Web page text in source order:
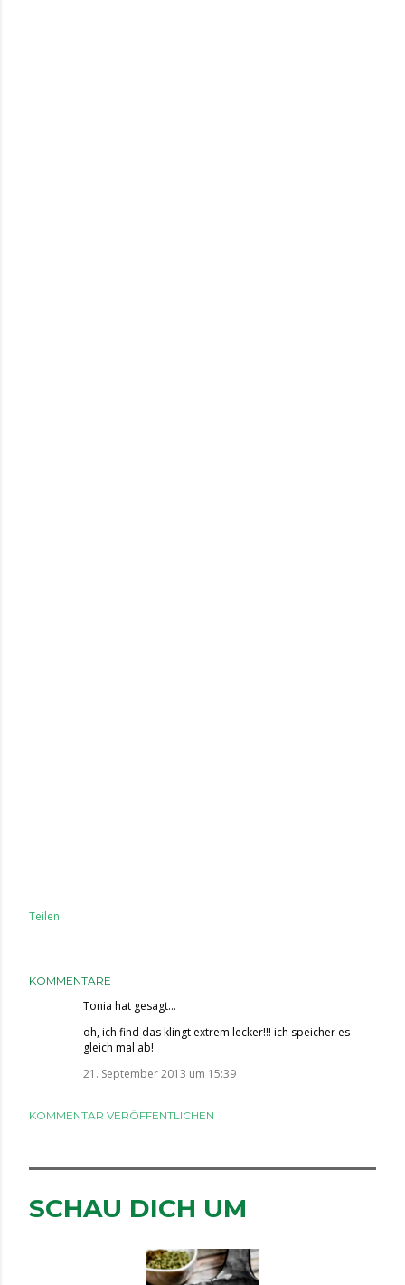
Teilen
KOMMENTARE
Tonia hat gesagt…
oh, ich find das klingt extrem lecker!!! ich speicher es
gleich mal ab!
21. September 2013 um 15:39
KOMMENTAR VERÖFFENTLICHEN
SCHAU DICH UM